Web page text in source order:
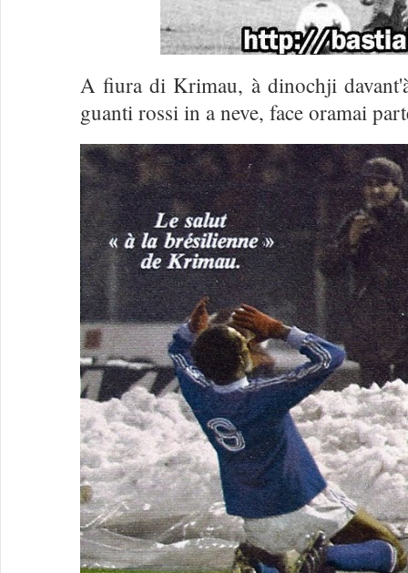
A fiura di Krimau, à dinochji
guanti rossi in a neve, face oramai